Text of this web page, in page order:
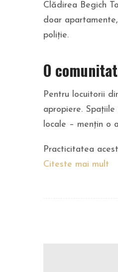
Clădirea Begich
doar
poliție.
O
Pentru locuitorii
apropiere.
locale – mențin o
Practicitatea
Citeste mai mult